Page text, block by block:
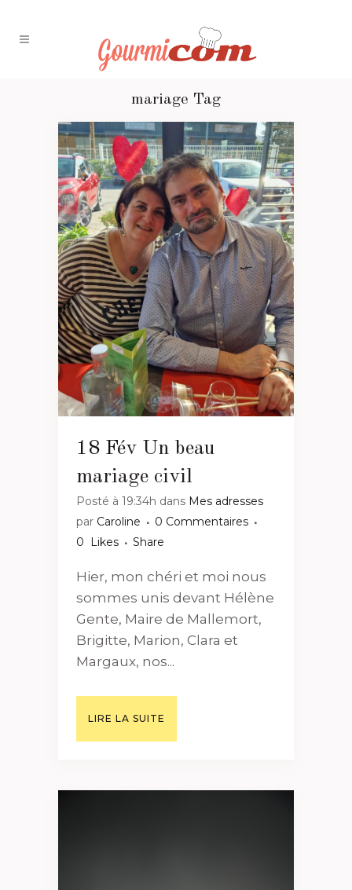
mariage Tag
18 Fév Un beau
mariage civil
Posté à 19:34h dans Mes adresses
par Caroline
0 Commentaires
0
Likes Share
Hier, mon chéri et moi nous
sommes unis devant Hélène
Gente, Maire de Mallemort,
Brigitte, Marion, Clara et
Margaux, nos...
LIRE LA SUITE